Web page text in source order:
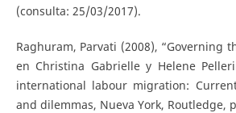
(consulta: 25/03/2017).
Raghuram, Parvati (2008), “Governing
en Christina Gabrielle y Helene
international labour migration:
and dilemmas, Nueva York, Routledge,